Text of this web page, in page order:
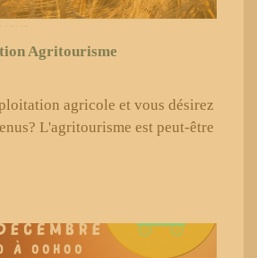
Agritourisme
agricole et vous désirez
L'agritourisme est peut-être